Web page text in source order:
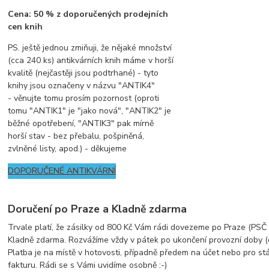
Cena: 50 % z doporučených prodejních
cen knih
PS. ještě jednou zmiňuji, že nějaké množství
(cca 240 ks) antikvárních knih máme v horší
kvalitě (nejčastěji jsou podtrhané) - tyto
knihy jsou označeny v názvu "ANTIK4"
- věnujte tomu prosím pozornost (oproti
tomu "ANTIK1" je "jako nová", "ANTIK2" je
běžné opotřebení, "ANTIK3" pak mírně
horší stav - bez přebalu, pošpiněná,
zvlněné listy, apod.) - děkujeme
DOPORUČENÉ ANTIKVÁRNÍ
Doručení po Praze a Kladně zdarma
Trvale platí, že zásilky od 800 Kč Vám rádi dovezeme po Praze
Kladně zdarma. Rozvážíme vždy v pátek po ukončení provozní doby
Platba je na místě v hotovosti, případně předem na účet nebo pro
fakturu. Rádi se s Vámi uvidíme osobně :-)